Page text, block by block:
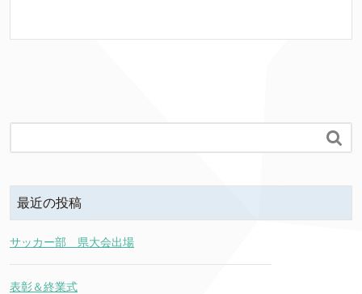

最近の投稿
サッカー部 県大会出場
表彰＆終業式